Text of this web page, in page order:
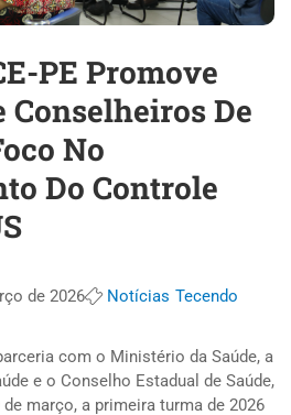
PE Promove
Conselheiros De
No
Do Controle
de 2026 Notícias Tecendo
com o Ministério da Saúde, a
e o Conselho Estadual de Saúde,
março, a primeira turma de 2026